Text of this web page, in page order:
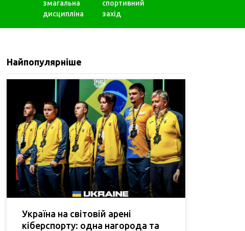
змагальна
дисципліна
спортивний
захід
Найпопулярніше
Україна на світовій арені
кіберспорту: одна нагорода та